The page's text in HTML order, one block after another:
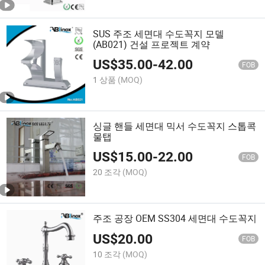
SUS 주조 세면대 수도꼭지 모델
(AB021) 건설 프로젝트 계약
US$35.00-42.00 FOB
1 상품 (MOQ)
싱글 핸들 세면대 믹서 수도꼭지 스톱콕
물탭
US$15.00-22.00 FOB
20 조각 (MOQ)
주조 공장 OEM SS304 세면대 수도꼭지
US$20.00 FOB
10 조각 (MOQ)